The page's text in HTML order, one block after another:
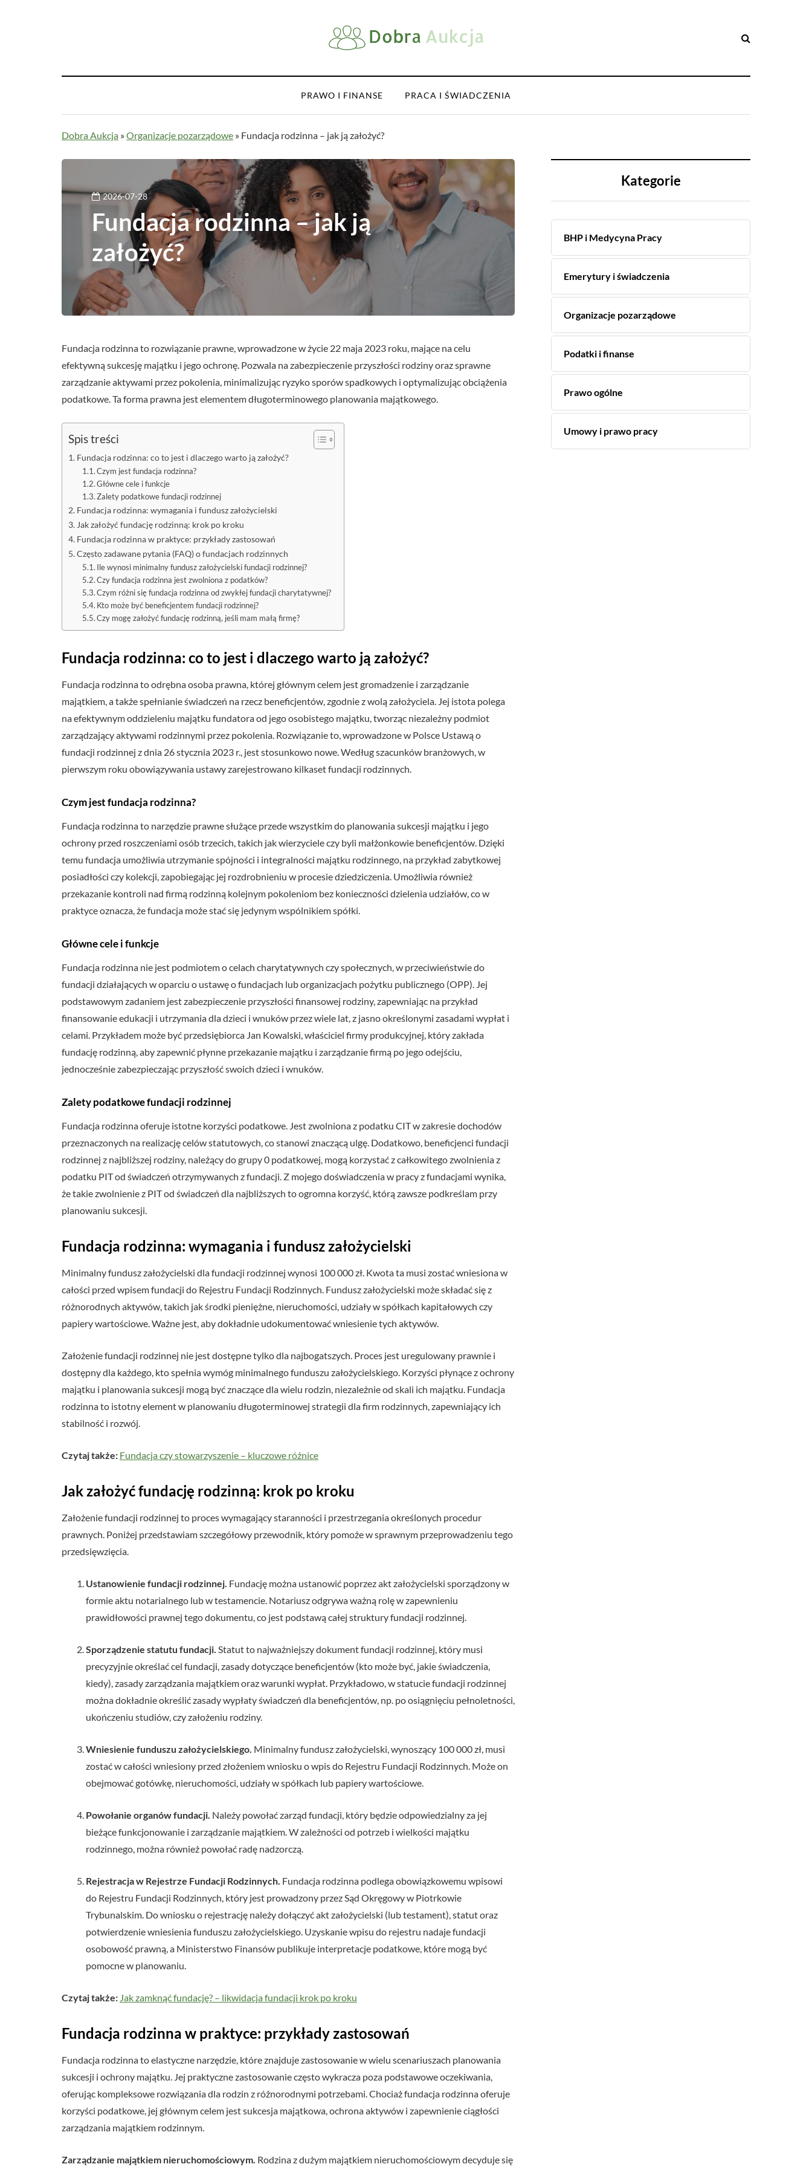
PRAWO I FINANSE PRACA I ŚWIADCZENIA
Dobra Aukcja »Organizacje pozarządowe » Fundacja rodzinna – jak ją założyć?
2026-07-28
Fundacja rodzinna – jak ją
założyć?
Fundacja rodzinna to rozwiązanie prawne, wprowadzone w życie 22 maja 2023 roku, mające na celu
efektywną sukcesję majątku i jego ochronę. Pozwala na zabezpieczenie przyszłości rodziny oraz sprawne
zarządzanie aktywami przez pokolenia, minimalizując ryzyko sporów spadkowych i optymalizując obciążenia
podatkowe. Ta forma prawna jest elementem długoterminowego planowania majątkowego.
Spis treści
Fundacja rodzinna: co to jest i dlaczego warto ją założyć?
Czym jest fundacja rodzinna?
Główne cele i funkcje
Zalety podatkowe fundacji rodzinnej
Fundacja rodzinna: wymagania i fundusz założycielski
Jak założyć fundację rodzinną: krok po kroku
Fundacja rodzinna w praktyce: przykłady zastosowań
Często zadawane pytania (FAQ) o fundacjach rodzinnych
Ile wynosi minimalny fundusz założycielski fundacji rodzinnej?
Czy fundacja rodzinna jest zwolniona z podatków?
Czym różni się fundacja rodzinna od zwykłej fundacji charytatywnej?
Kto może być beneficjentem fundacji rodzinnej?
Czy mogę założyć fundację rodzinną, jeśli mam małą firmę?
Fundacja rodzinna: co to jest i dlaczego warto ją założyć?
Fundacja rodzinna to odrębna osoba prawna, której głównym celem jest gromadzenie i zarządzanie
majątkiem, a także spełnianie świadczeń na rzecz beneficjentów, zgodnie z wolą założyciela. Jej istota polega
na efektywnym oddzieleniu majątku fundatora od jego osobistego majątku, tworząc niezależny podmiot
zarządzający aktywami rodzinnymi przez pokolenia. Rozwiązanie to, wprowadzone w Polsce Ustawą o
fundacji rodzinnej z dnia 26 stycznia 2023 r., jest stosunkowo nowe. Według szacunków branżowych, w
pierwszym roku obowiązywania ustawy zarejestrowano kilkaset fundacji rodzinnych.
Czym jest fundacja rodzinna?
Fundacja rodzinna to narzędzie prawne służące przede wszystkim do planowania sukcesji majątku i jego
ochrony przed roszczeniami osób trzecich, takich jak wierzyciele czy byli małżonkowie beneficjentów. Dzięki
temu fundacja umożliwia utrzymanie spójności i integralności majątku rodzinnego, na przykład zabytkowej
posiadłości czy kolekcji, zapobiegając jej rozdrobnieniu w procesie dziedziczenia. Umożliwia również
przekazanie kontroli nad firmą rodzinną kolejnym pokoleniom bez konieczności dzielenia udziałów, co w
praktyce oznacza, że fundacja może stać się jedynym wspólnikiem spółki.
Główne cele i funkcje
Fundacja rodzinna nie jest podmiotem o celach charytatywnych czy społecznych, w przeciwieństwie do
fundacji działających w oparciu o ustawę o fundacjach lub organizacjach pożytku publicznego (OPP). Jej
podstawowym zadaniem jest zabezpieczenie przyszłości finansowej rodziny, zapewniając na przykład
finansowanie edukacji i utrzymania dla dzieci i wnuków przez wiele lat, z jasno określonymi zasadami wypłat i
celami. Przykładem może być przedsiębiorca Jan Kowalski, właściciel firmy produkcyjnej, który zakłada
fundację rodzinną, aby zapewnić płynne przekazanie majątku i zarządzanie firmą po jego odejściu,
jednocześnie zabezpieczając przyszłość swoich dzieci i wnuków.
Zalety podatkowe fundacji rodzinnej
Fundacja rodzinna oferuje istotne korzyści podatkowe. Jest zwolniona z podatku CIT w zakresie dochodów
przeznaczonych na realizację celów statutowych, co stanowi znaczącą ulgę. Dodatkowo, beneficjenci fundacji
rodzinnej z najbliższej rodziny, należący do grupy 0 podatkowej, mogą korzystać z całkowitego zwolnienia z
podatku PIT od świadczeń otrzymywanych z fundacji. Z mojego doświadczenia w pracy z fundacjami wynika,
że takie zwolnienie z PIT od świadczeń dla najbliższych to ogromna korzyść, którą zawsze podkreślam przy
planowaniu sukcesji.
Fundacja rodzinna: wymagania i fundusz założycielski
Minimalny fundusz założycielski dla fundacji rodzinnej wynosi 100 000 zł. Kwota ta musi zostać wniesiona w
całości przed wpisem fundacji do Rejestru Fundacji Rodzinnych. Fundusz założycielski może składać się z
różnorodnych aktywów, takich jak środki pieniężne, nieruchomości, udziały w spółkach kapitałowych czy
papiery wartościowe. Ważne jest, aby dokładnie udokumentować wniesienie tych aktywów.
Założenie fundacji rodzinnej nie jest dostępne tylko dla najbogatszych. Proces jest uregulowany prawnie i
dostępny dla każdego, kto spełnia wymóg minimalnego funduszu założycielskiego. Korzyści płynące z ochrony
majątku i planowania sukcesji mogą być znaczące dla wielu rodzin, niezależnie od skali ich majątku. Fundacja
rodzinna to istotny element w planowaniu długoterminowej strategii dla firm rodzinnych, zapewniający ich
stabilność i rozwój.
Czytaj także: Fundacja czy stowarzyszenie – kluczowe różnice
Jak założyć fundację rodzinną: krok po kroku
Założenie fundacji rodzinnej to proces wymagający staranności i przestrzegania określonych procedur
prawnych. Poniżej przedstawiam szczegółowy przewodnik, który pomoże w sprawnym przeprowadzeniu tego
przedsięwzięcia.
Ustanowienie fundacji rodzinnej. Fundację można ustanowić poprzez akt założycielski sporządzony w
formie aktu notarialnego lub w testamencie. Notariusz odgrywa ważną rolę w zapewnieniu
prawidłowości prawnej tego dokumentu, co jest podstawą całej struktury fundacji rodzinnej.
Sporządzenie statutu fundacji. Statut to najważniejszy dokument fundacji rodzinnej, który musi
precyzyjnie określać cel fundacji, zasady dotyczące beneficjentów (kto może być, jakie świadczenia,
kiedy), zasady zarządzania majątkiem oraz warunki wypłat. Przykładowo, w statucie fundacji rodzinnej
można dokładnie określić zasady wypłaty świadczeń dla beneficjentów, np. po osiągnięciu pełnoletności,
ukończeniu studiów, czy założeniu rodziny.
Wniesienie funduszu założycielskiego. Minimalny fundusz założycielski, wynoszący 100 000 zł, musi
zostać w całości wniesiony przed złożeniem wniosku o wpis do Rejestru Fundacji Rodzinnych. Może on
obejmować gotówkę, nieruchomości, udziały w spółkach lub papiery wartościowe.
Powołanie organów fundacji. Należy powołać zarząd fundacji, który będzie odpowiedzialny za jej
bieżące funkcjonowanie i zarządzanie majątkiem. W zależności od potrzeb i wielkości majątku
rodzinnego, można również powołać radę nadzorczą.
Rejestracja w Rejestrze Fundacji Rodzinnych. Fundacja rodzinna podlega obowiązkowemu wpisowi
do Rejestru Fundacji Rodzinnych, który jest prowadzony przez Sąd Okręgowy w Piotrkowie
Trybunalskim. Do wniosku o rejestrację należy dołączyć akt założycielski (lub testament), statut oraz
potwierdzenie wniesienia funduszu założycielskiego. Uzyskanie wpisu do rejestru nadaje fundacji
osobowość prawną, a Ministerstwo Finansów publikuje interpretacje podatkowe, które mogą być
pomocne w planowaniu.
Czytaj także: Jak zamknąć fundację? – likwidacja fundacji krok po kroku
Fundacja rodzinna w praktyce: przykłady zastosowań
Fundacja rodzinna to elastyczne narzędzie, które znajduje zastosowanie w wielu scenariuszach planowania
sukcesji i ochrony majątku. Jej praktyczne zastosowanie często wykracza poza podstawowe oczekiwania,
oferując kompleksowe rozwiązania dla rodzin z różnorodnymi potrzebami. Chociaż fundacja rodzinna oferuje
korzyści podatkowe, jej głównym celem jest sukcesja majątkowa, ochrona aktywów i zapewnienie ciągłości
zarządzania majątkiem rodzinnym.
Zarządzanie majątkiem nieruchomościowym. Rodzina z dużym majątkiem nieruchomościowym decyduje się
Kategorie
BHP i Medycyna Pracy
Emerytury i świadczenia
Organizacje pozarządowe
Podatki i finanse
Prawo ogólne
Umowy i prawo pracy